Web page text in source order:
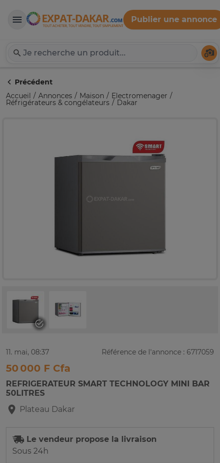
Expat-Dakar
Publier une annonce
Précédent
Accueil
Annonces Maison Electromenager
Réfrigérateurs & congélateurs Dakar
11. mai, 08:37 Référence de l'annonce : 6717059
50 000 F Cfa
REFRIGERATEUR SMART TECHNOLOGY MINI BAR
50LITRES
Plateau Dakar
Le vendeur propose la livraison
Sous 24h